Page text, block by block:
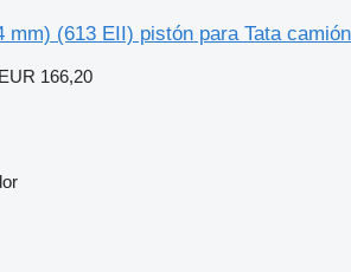
mm) (613 EII) pistón para Tata camión
166,20